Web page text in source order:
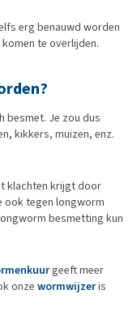
erg benauwd worden
te overlijden.
besmet. Je zou dus
kikkers, muizen, enz.
klachten krijgt door
ook tegen longworm
besmetting kun
geeft meer
onze wormwijzeris